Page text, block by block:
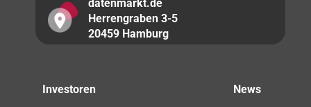
datenmarkt.de
Herrengraben 3-5
20459 Hamburg
Investoren News